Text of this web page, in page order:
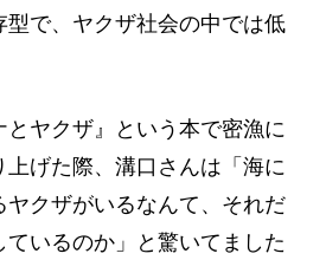
型で、ヤクザ社会の中では低
ヤクザ』という本で密漁に
上げた際、溝口さんは「海に
クザがいるなんて、それだ
いるのか」と驚いてました